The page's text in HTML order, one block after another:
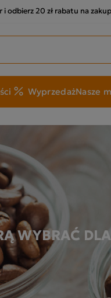
i odbierz 20 zł rabatu na
WyprzedażNasze
WYBRAĆ DLA